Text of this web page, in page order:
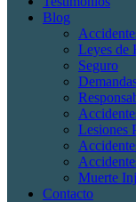
Blog
Leyes de
Seguro
Lesiones
Muerte
Contacto